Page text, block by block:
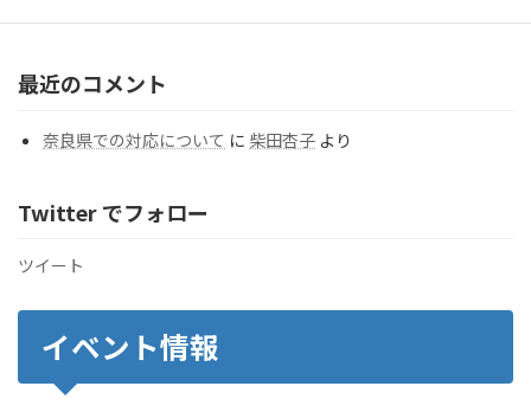
最近のコメント
奈良県での対応について に 柴田杏子 より
Twitter でフォロー
ツイート
イベント情報